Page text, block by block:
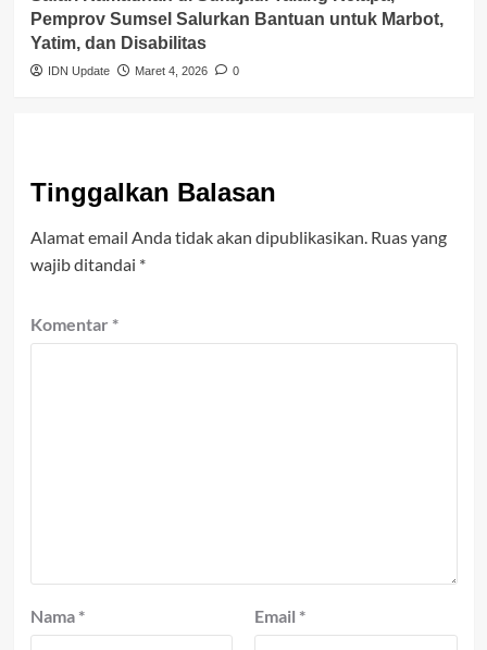
Pemprov Sumsel Salurkan Bantuan untuk Marbot,
Yatim, dan Disabilitas
IDN Update Maret 4, 2026 0
Tinggalkan Balasan
Alamat email Anda tidak akan dipublikasikan. Ruas yang
wajib ditandai *
Komentar *
Nama * Email *